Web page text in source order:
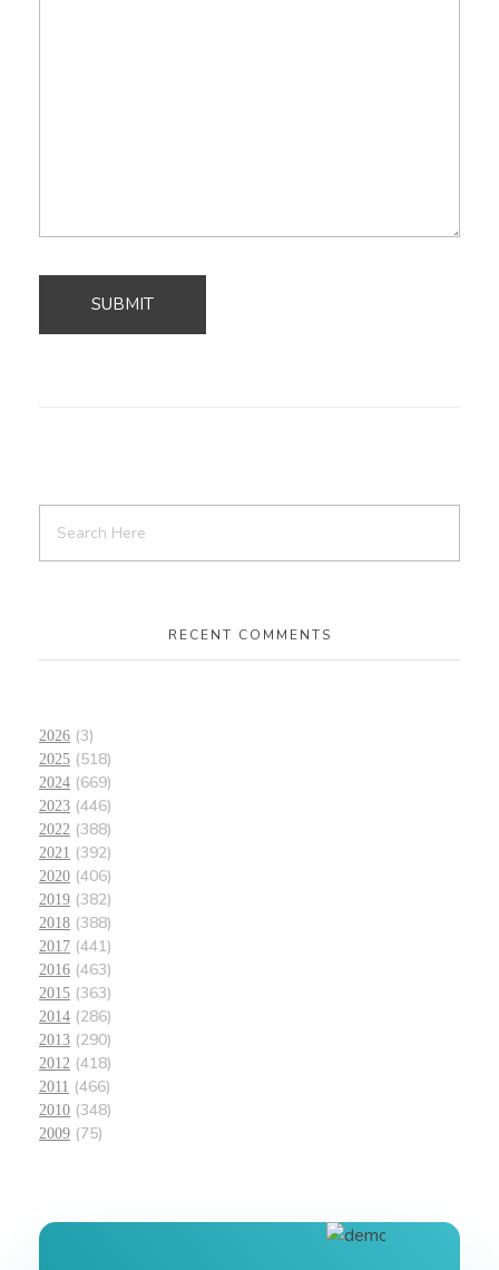
RECENT COMMENTS
2026 (3)
2025 (518)
2024 (669)
2023 (446)
2022 (388)
2021 (392)
2020 (406)
2019 (382)
2018 (388)
2017 (441)
2016 (463)
2015 (363)
2014 (286)
2013 (290)
2012 (418)
2011 (466)
2010 (348)
2009 (75)